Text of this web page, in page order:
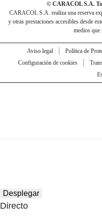
© CARACOL S.A.
CARACOL S.A. realiza una reserva
y otras prestaciones accesibles desde
medios que
Aviso legal Política de
Configuración de cookies
Desplegar
Directo